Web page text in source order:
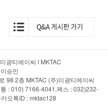
광티에이씨 l MKTAC
승민
98 2층 MKTAC (주)미광티에이씨
: 010) 7166-4041,팩스 : 032)232-
오톡ID : mktac128